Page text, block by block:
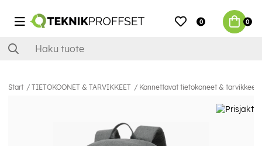
0 0
Start TIETOKOONET & TARVIKKEET Kannettavat tietokoneet & tarvikkeet